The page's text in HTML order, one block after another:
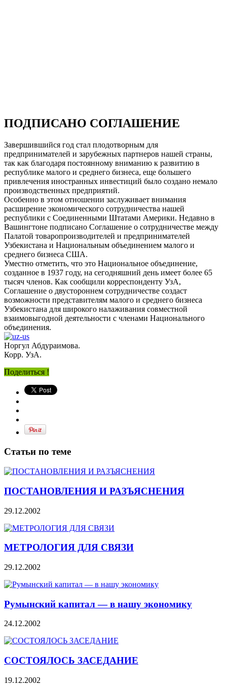
ПОДПИСАНО СОГЛАШЕНИЕ
Завершившийся год стал плодотворным для
предпринимателей и зарубежных партнеров нашей страны,
так как благодаря постоянному вниманию к развитию в
республике малого и среднего бизнеса, еще большего
привлечения иностранных инвестиций было создано немало
производственных предприятий.
Особенно в этом отношении заслуживает внимания
расширение экономического сотрудничества нашей
республики с Соединенными Штатами Америки. Недавно в
Вашингтоне подписано Соглашение о сотрудничестве между
Палатой товаропроизводителей и предпринимателей
Узбекистана и Национальным объединением малого и
среднего бизнеса США.
Уместно отметить, что это Национальное объединение,
созданное в 1937 году, на сегодняшний день имеет более 65
тысяч членов. Как сообщили корреспонденту УзА,
Соглашение о двустороннем сотрудничестве создаст
возможности представителям малого и среднего бизнеса
Узбекистана для широкого налаживания совместной
взаимовыгодной деятельности с членами Национального
объединения.
Норгул Абдураимова.
Корр. УзА.
Поделиться !
Статьи по теме
ПОСТАНОВЛЕНИЯ И РАЗЪЯСНЕНИЯ
29.12.2002
МЕТРОЛОГИЯ ДЛЯ СВЯЗИ
29.12.2002
Румынский капитал — в нашу экономику
24.12.2002
СОСТОЯЛОСЬ ЗАСЕДАНИЕ
19.12.2002